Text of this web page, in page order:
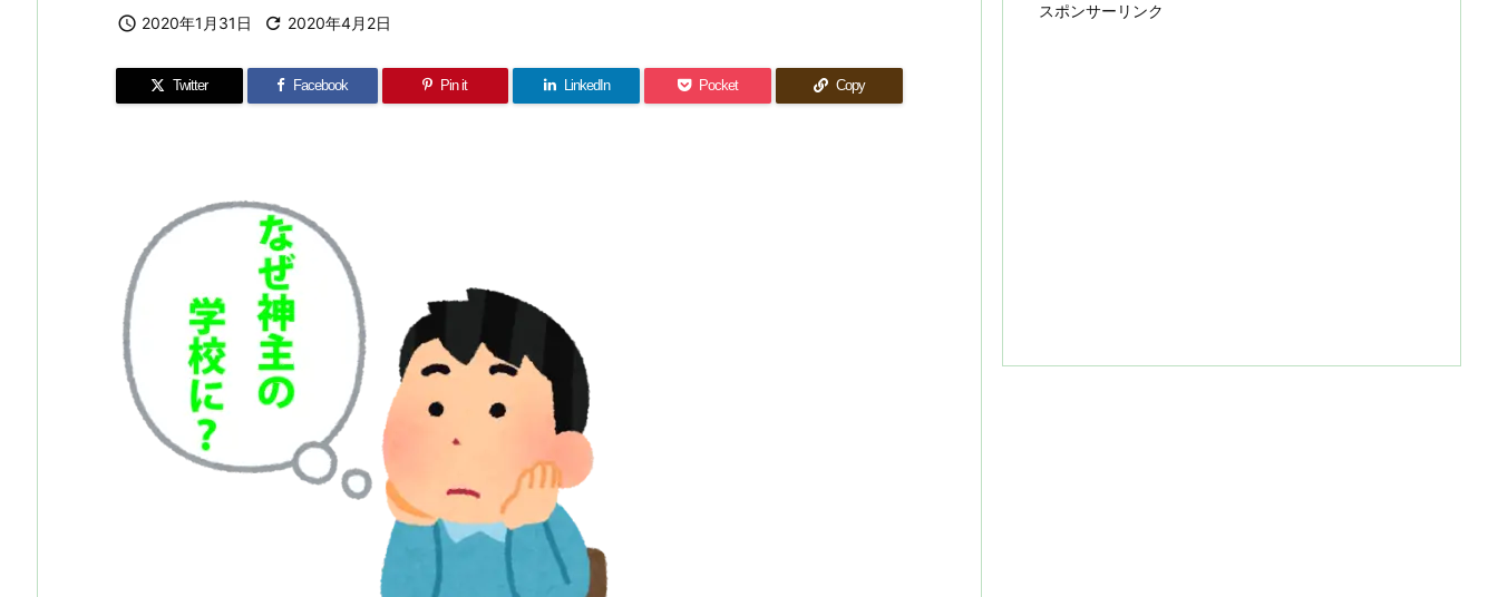
 2020年1月31日  2020年4月2日
Twitter Facebook Pin it LinkedIn Pocket Copy
スポンサーリンク